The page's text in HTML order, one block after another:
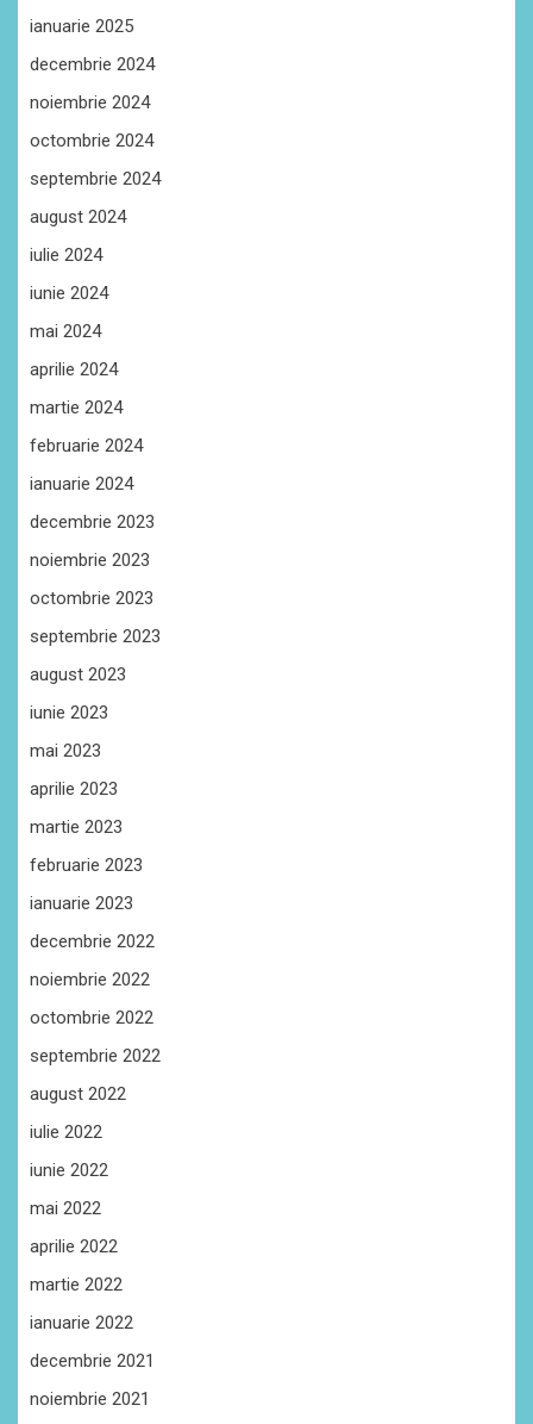
ianuarie 2025
decembrie 2024
noiembrie 2024
octombrie 2024
septembrie 2024
august 2024
iulie 2024
iunie 2024
mai 2024
aprilie 2024
martie 2024
februarie 2024
ianuarie 2024
decembrie 2023
noiembrie 2023
octombrie 2023
septembrie 2023
august 2023
iunie 2023
mai 2023
aprilie 2023
martie 2023
februarie 2023
ianuarie 2023
decembrie 2022
noiembrie 2022
octombrie 2022
septembrie 2022
august 2022
iulie 2022
iunie 2022
mai 2022
aprilie 2022
martie 2022
ianuarie 2022
decembrie 2021
noiembrie 2021